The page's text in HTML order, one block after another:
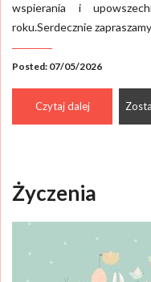
wspierania i
roku.Serdecznie zapraszamy
Posted: 07/05/2026
Czytaj dalej
Życzenia